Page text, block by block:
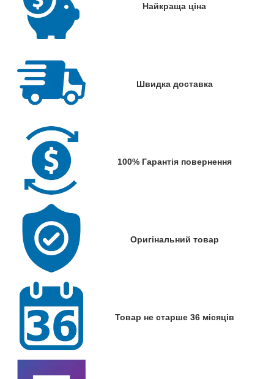
Найкраща ціна
Швидка доставка
100% Гарантія повернення
Оригінальний товар
Товар не старше 36 місяців